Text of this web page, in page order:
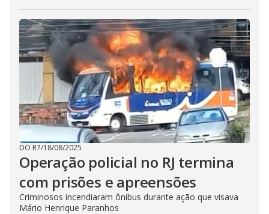
DO R7/18/08/2025
Operação policial no RJ termina
com prisões e apreensões
Criminosos incendiaram ônibus durante ação que visava
Mário Henrique Paranhos